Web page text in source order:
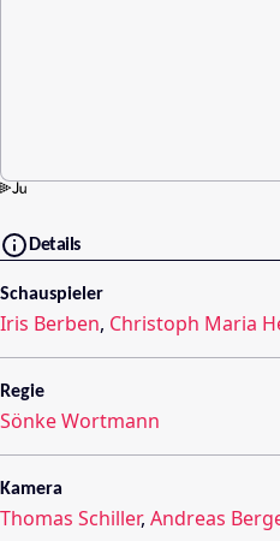
Details
Schauspieler
Iris Berben, Christoph Maria
Regie
Sönke Wortmann
Kamera
Thomas Schiller, Andreas